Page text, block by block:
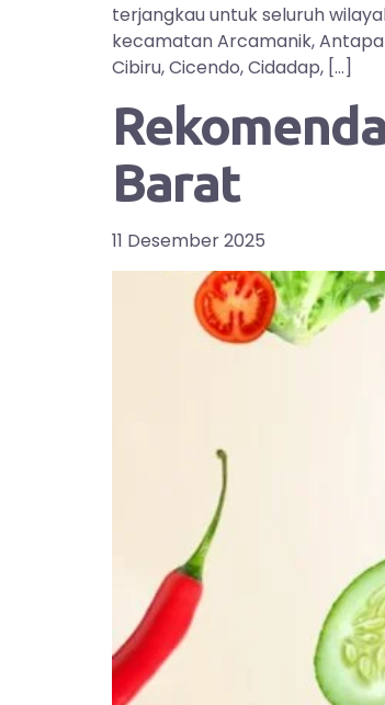
terjangkau untuk seluruh
kecamatan Arcamanik,
Cibiru, Cicendo, Cidadap, […]
Barat
11 Desember 2025